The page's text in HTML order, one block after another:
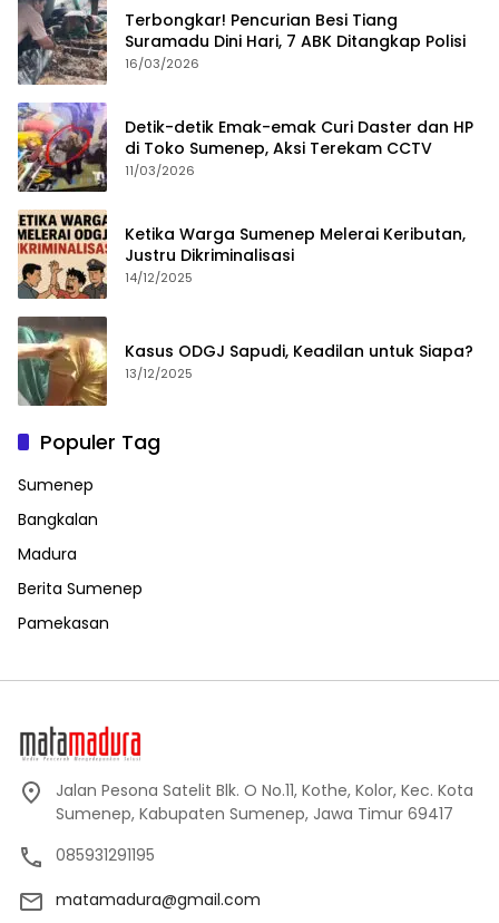
Terbongkar! Pencurian Besi Tiang
Suramadu Dini Hari, 7 ABK Ditangkap Polisi
16/03/2026
Detik-detik Emak-emak Curi Daster dan HP
di Toko Sumenep, Aksi Terekam CCTV
11/03/2026
Ketika Warga Sumenep Melerai Keributan,
Justru Dikriminalisasi
14/12/2025
Kasus ODGJ Sapudi, Keadilan untuk Siapa?
13/12/2025
Populer Tag
Sumenep
Bangkalan
Madura
Berita Sumenep
Pamekasan
Jalan Pesona Satelit Blk. O No.11, Kothe, Kolor, Kec. Kota
Sumenep, Kabupaten Sumenep, Jawa Timur 69417
085931291195
matamadura@gmail.com